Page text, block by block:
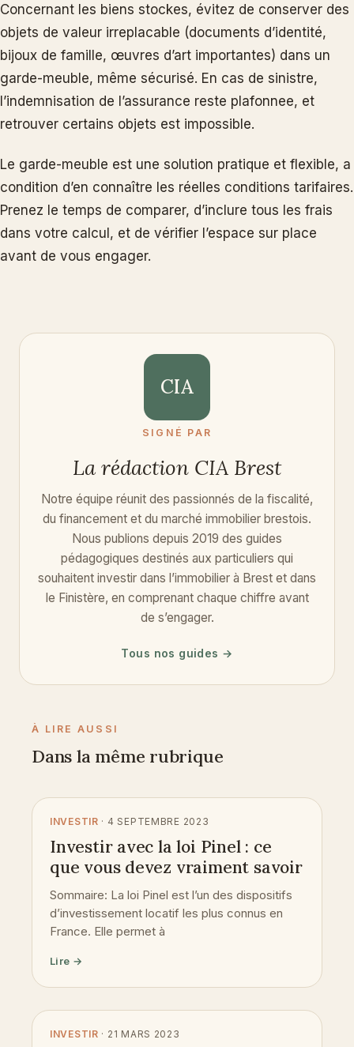
Concernant les biens stockes, évitez de conserver des
objets de valeur irreplacable (documents d’identité,
bijoux de famille, œuvres d’art importantes) dans un
garde-meuble, même sécurisé. En cas de sinistre,
l’indemnisation de l’assurance reste plafonnee, et
retrouver certains objets est impossible.
Le garde-meuble est une solution pratique et flexible, a
condition d’en connaître les réelles conditions tarifaires.
Prenez le temps de comparer, d’inclure tous les frais
dans votre calcul, et de vérifier l’espace sur place
avant de vous engager.
CIA
SIGNÉ PAR
La rédaction CIA Brest
Notre équipe réunit des passionnés de la fiscalité,
du financement et du marché immobilier brestois.
Nous publions depuis 2019 des guides
pédagogiques destinés aux particuliers qui
souhaitent investir dans l’immobilier à Brest et dans
le Finistère, en comprenant chaque chiffre avant
de s’engager.
Tous nos guides →
À LIRE AUSSI
Dans la même rubrique
INVESTIR · 4 SEPTEMBRE 2023
Investir avec la loi Pinel : ce
que vous devez vraiment savoir
Sommaire: La loi Pinel est l’un des dispositifs
d’investissement locatif les plus connus en
France. Elle permet à
Lire →
INVESTIR · 21 MARS 2023